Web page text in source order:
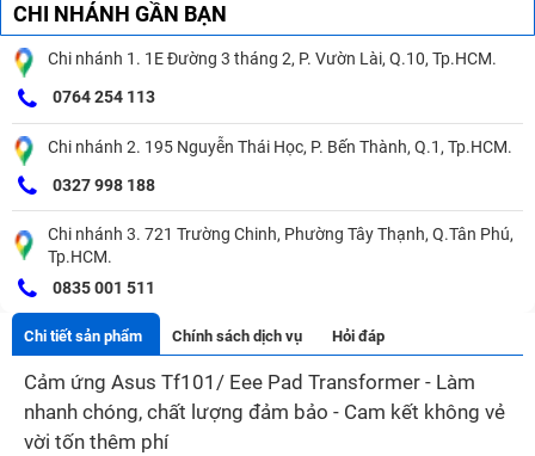
CHI NHÁNH GẦN BẠN
Chi nhánh 1. 1E Đường 3 tháng 2, P. Vườn Lài, Q.10, Tp.HCM.
0764 254 113
Chi nhánh 2. 195 Nguyễn Thái Học, P. Bến Thành, Q.1, Tp.HCM.
0327 998 188
Chi nhánh 3. 721 Trường Chinh, Phường Tây Thạnh, Q.Tân Phú,
Tp.HCM.
0835 001 511
Chi tiết sản phẩm Chính sách dịch vụ Hỏi đáp
Cảm ứng Asus Tf101/ Eee Pad Transformer - Làm
nhanh chóng, chất lượng đảm bảo - Cam kết không vẻ
vời tốn thêm phí